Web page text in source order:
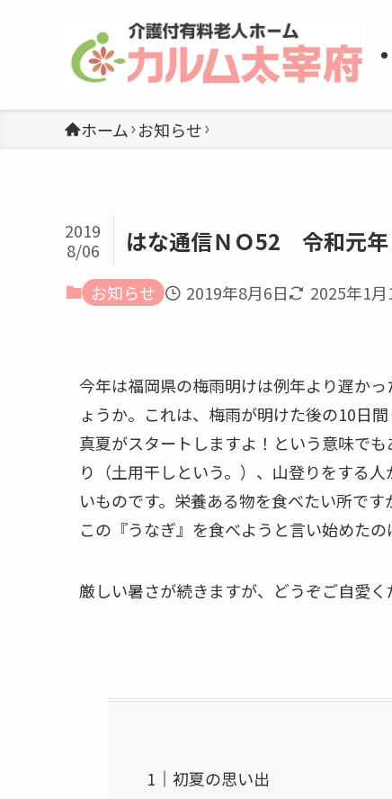
ホーム お知らせ
はな通信ＮＯ52 令和元年
2019
8/06
お知らせ
2019年8月6日 2025年1月
今年は福岡県の梅雨明けは例年より遅か
ょうか。これは、梅雨が明けた後の10日
真夏がスタートしますよ！という意味で
り（土用干しという。）、山登りをする
いものです。栄養ある物を食べたい所で
この『うなぎ』を食べようと言い始めた
厳しい暑さが続きますが、どうぞご自愛く
初夏の思い出